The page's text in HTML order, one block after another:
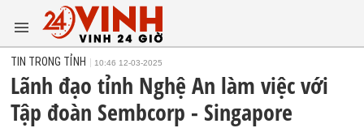
TIN TRONG TỈNH 10:46 12-03-2025
Lãnh đạo tỉnh Nghệ An làm việc với
Tập đoàn Sembcorp - Singapore